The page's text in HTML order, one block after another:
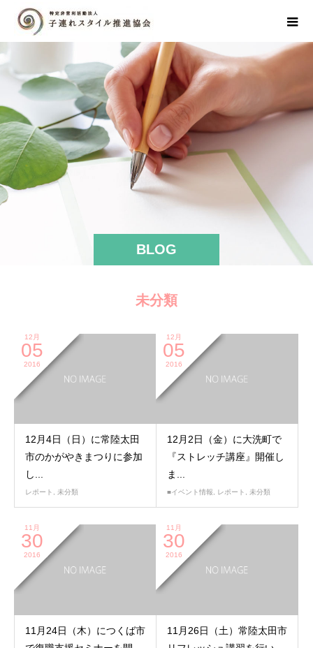
BLOG
未分類
12月
05
2016
12月4日（日）に常陸太田
市のかがやきまつりに参加
し...
レポート , 未分類
12月
05
2016
12月2日（金）に大洗町で
『ストレッチ講座』開催し
ま...
■イベント情報, レポート , 未分類
11月
30
2016
11月24日（木）につくば市
11月
30
2016
11月26日（土）常陸太田市